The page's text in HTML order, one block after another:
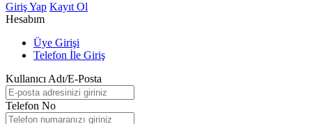
Giriş Yap Kayıt Ol
Hesabım
Üye Girişi
Telefon İle Giriş
Kullanıcı Adı/E-Posta
Telefon No